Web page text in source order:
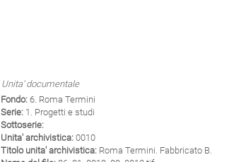
Unita' documentale
Fondo:6. Roma Termini
Serie:1. Progetti e studi
Sottoserie:
Unita' archivistica:0010
Titolo unita' archivistica:Roma Termini. Fabbricato B.